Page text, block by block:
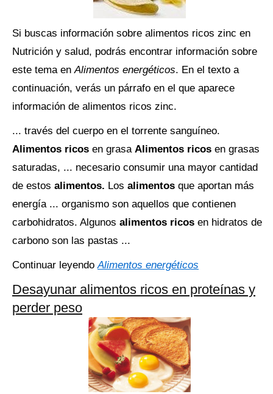
Si buscas información sobre alimentos ricos zinc en
Nutrición y salud, podrás encontrar información sobre
este tema enAlimentos energéticos. En el texto a
continuación, verás un párrafo en el que aparece
información de alimentos ricos zinc.
... través del cuerpo en el torrente sanguíneo.
Alimentos ricos en grasa Alimentos ricos en grasas
saturadas, ... necesario consumir una mayor cantidad
de estos alimentos. Los alimentos que aportan más
energía ... organismo son aquellos que contienen
carbohidratos. Algunos alimentos ricos en hidratos de
carbono son las pastas ...
Continuar leyendoAlimentos energéticos
Desayunar alimentos ricos en proteínas y
perder peso